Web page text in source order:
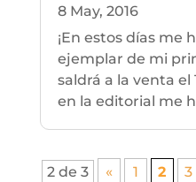
8 May, 2016
¡En estos días me
ejemplar de mi
saldrá a la venta el
en la editorial me
2 de 3 « 1 2 3